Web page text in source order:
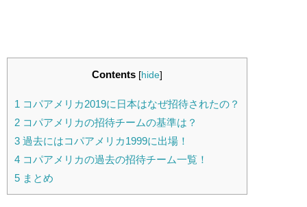
Contents [hide]
1 コパアメリカ2019に日本はなぜ招待されたの？
2 コパアメリカの招待チームの基準は？
3 過去にはコパアメリカ1999に出場！
4 コパアメリカの過去の招待チーム一覧！
5 まとめ